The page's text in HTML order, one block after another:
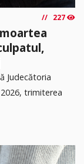
227
Judecătoria
trimiterea